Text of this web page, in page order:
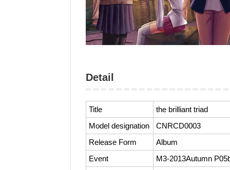
Detail
Title
the brilliant triad
Model designation
CNRCD0003
Release Form
Album
Event
M3-2013Autumn